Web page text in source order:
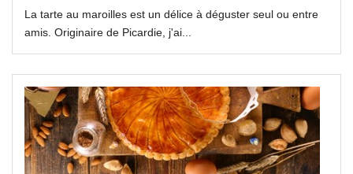
La tarte au maroilles est un délice à déguster seul ou entre
amis. Originaire de Picardie, j'ai...